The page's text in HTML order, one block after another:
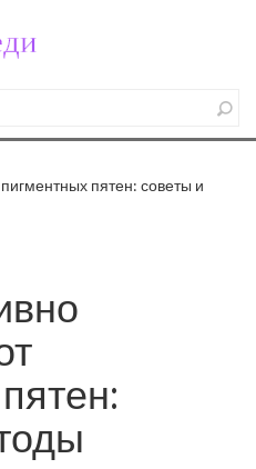
пятен: советы и